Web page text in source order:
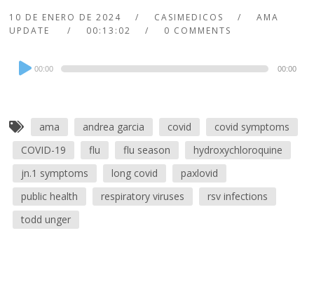
10 DE ENERO DE 2024 CASIMEDICOS
AMA
UPDATE
00:13:02 0 COMMENTS
Audio
Player
00:00 00:00
ama andrea garcia covid
covid symptoms
COVID-19
flu flu season
hydroxychloroquine
jn.1 symptoms
long covid
paxlovid
public health
respiratory viruses
rsv infections
todd unger